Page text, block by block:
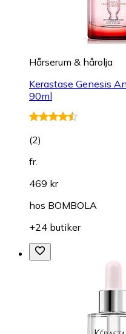
Hårserum & hårolja
Kerastase Genesis
90ml
(2)
fr.
469 kr
hos BOMBOLA
+24 butiker